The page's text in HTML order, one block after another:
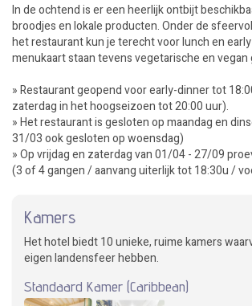
In de ochtend is er een heerlijk ontbijt
broodjes en lokale producten. Onder de
het restaurant kun je terecht voor lunch en
menukaart staan tevens vegetarische en vegan
» Restaurant geopend voor early-dinner tot
zaterdag in het hoogseizoen tot 20:00 uur).
» Het restaurant is gesloten op maandag en
31/03 ook gesloten op woensdag)
» Op vrijdag en zaterdag van 01/04 - 27/09
(3 of 4 gangen / aanvang uiterlijk tot 18:30u /
Kamers
Het hotel biedt 10 unieke, ruime kamers
eigen landensfeer hebben.
Standaard Kamer (Caribbean)